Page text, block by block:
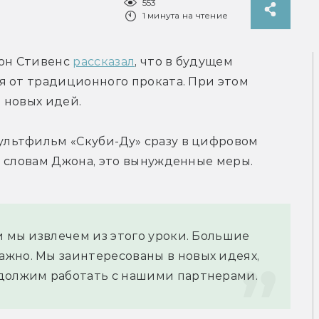
553
1 минута на чтение
Стивенс рассказал, что в будущем
от традиционного проката. При этом
новых идей.
«Скуби-Ду» сразу в цифровом
Джона, это вынужденные меры.
извлечем из этого уроки. Большие
Мы заинтересованы в новых идеях,
работать с нашими партнерами.